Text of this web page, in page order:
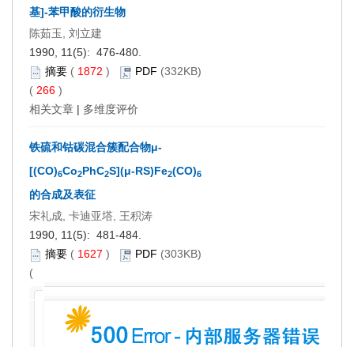
基]-苯甲酸的衍生物
陈茹玉, 刘立建
1990, 11(5): 476-480.
摘要 ( 1872 ) PDF (332KB)
( 266 )
相关文章 | 多维度评价
铁硫和钴碳混合簇配合物μ-
[(CO)6Co2PhC2S](μ-RS)Fe2(CO)6
的合成及表征
宋礼成, 卡迪亚塔, 王积涛
1990, 11(5): 481-484.
摘要 ( 1627 ) PDF (303KB)
(